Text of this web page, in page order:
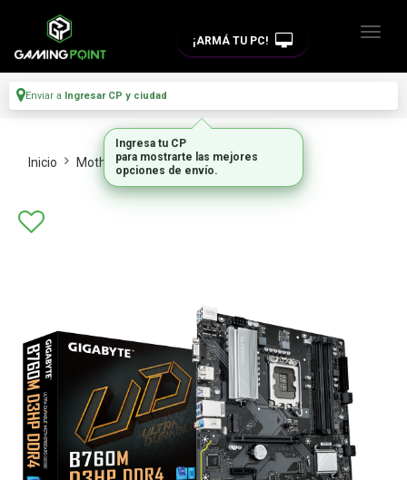
¡ARMÁ TU PC!
Enviar a Ingresar CP y ciudad
Inicio Motherboards Intel Y Amd
Ingresa tu CP
para mostrarte las mejores
opciones de envío.